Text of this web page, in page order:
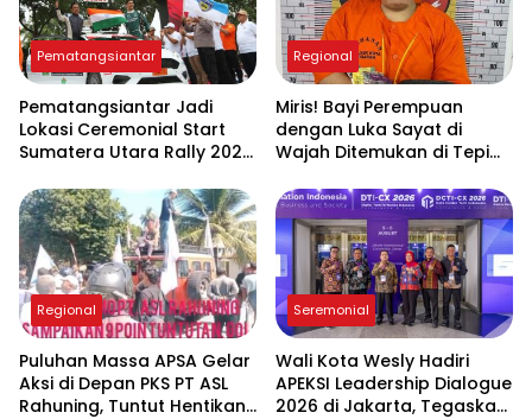
Pematangsiantar
Pematangsiantar Jadi
Lokasi Ceremonial Start
Sumatera Utara Rally 2026
Regional
Miris! Bayi Perempuan
dengan Luka Sayat di
Wajah Ditemukan di Tepi
Dibuang Ibu Kandungnya
Regional
Puluhan Massa APSA Gelar
Aksi di Depan PKS PT ASL
Rahuning, Tuntut Hentikan
Seremonial
Wali Kota Wesly Hadiri
APEKSI Leadership Dialogue
2026 di Jakarta, Tegaskan